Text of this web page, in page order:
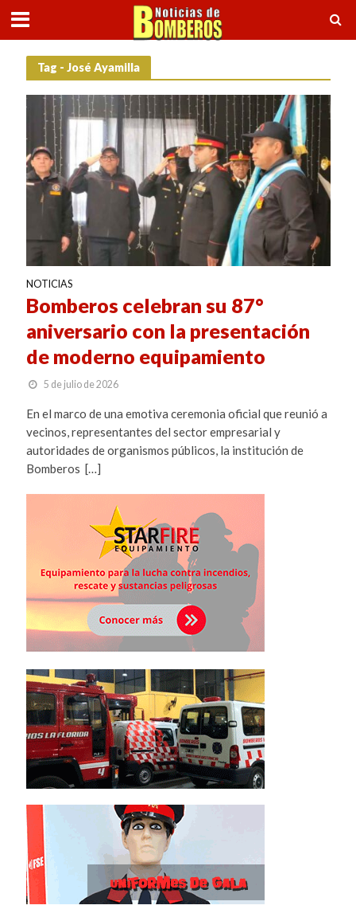
Tag - José Ayamilla
NOTICIAS
Bomberos celebran su 87°
aniversario con la presentación
de moderno equipamiento
5 de julio de 2026
En el marco de una emotiva ceremonia oficial que reunió a
vecinos, representantes del sector empresarial y
autoridades de organismos públicos, la institución de
Bomberos […]